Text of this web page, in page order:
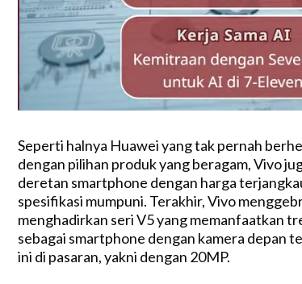
Seperti halnya Huawei yang tak pernah
dengan pilihan produk yang beragam, Vivo
deretan smartphone dengan harga
spesifikasi mumpuni. Terakhir, Vivo
menghadirkan seri V5 yang memanfaatkan
sebagai smartphone dengan kamera depan
ini di pasaran, yakni dengan 20MP.